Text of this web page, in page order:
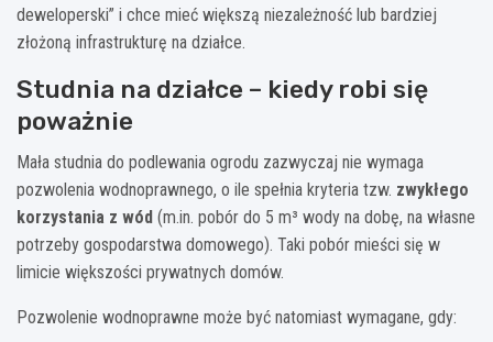
deweloperski” i chce mieć większą niezależność lub bardziej
złożoną infrastrukturę na działce.
Studnia na działce – kiedy robi się
poważnie
Mała studnia do podlewania ogrodu zazwyczaj nie wymaga
pozwolenia wodnoprawnego, o ile spełnia kryteria tzw. zwykłego
korzystania z wód (m.in. pobór do 5 m³ wody na dobę, na własne
potrzeby gospodarstwa domowego). Taki pobór mieści się w
limicie większości prywatnych domów.
Pozwolenie wodnoprawne może być natomiast wymagane, gdy: